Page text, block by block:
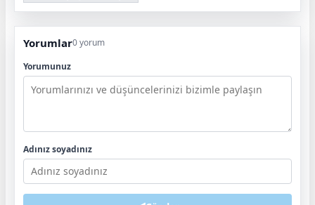
Yorumlar0 yorum
Yorumunuz
Adınız soyadınız